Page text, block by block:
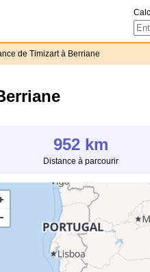
de Timizart à Berriane
952 km
Distance à parcourir